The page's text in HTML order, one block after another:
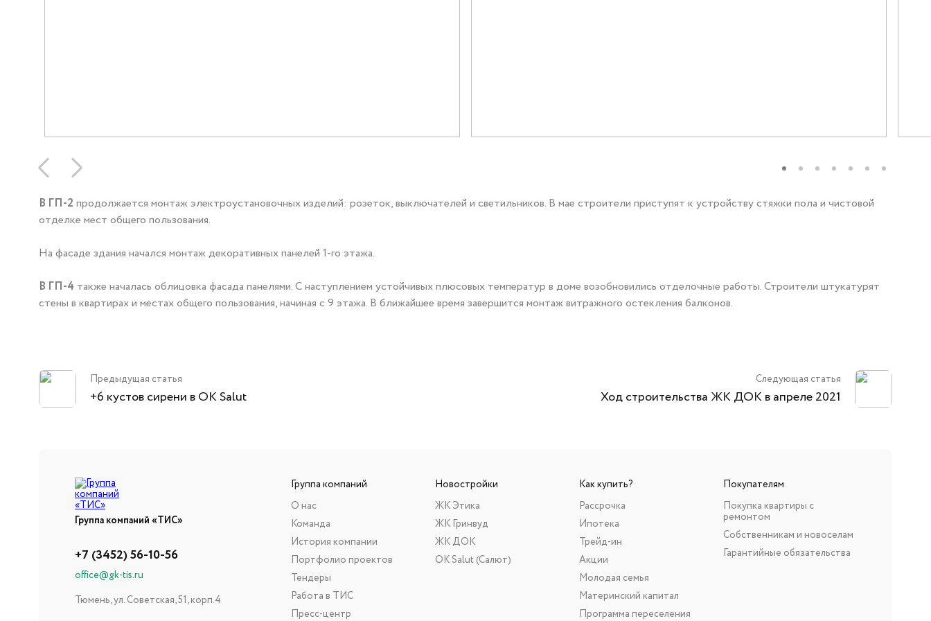
Заказать звонок
В ГП-2 продолжается монтаж электроустановочных изделий: розеток, выключателей и светильников. В мае строители приступят к устройству стяжки пола и чистовой
отделке мест общего пользования.
На фасаде здания начался монтаж декоративных панелей 1-го этажа.
В ГП-4 также началась облицовка фасада панелями. С наступлением устойчивых плюсовых температур в доме возобновились отделочные работы. Строители штукатурят
стены в квартирах и местах общего пользования, начиная с 9 этажа. В ближайшее время завершится монтаж витражного остекления балконов.
Предыдущая статья
+6 кустов сирени в OK Salut
Следующая статья
Ход строительства ЖК ДОК в апреле 2021
Группа компаний «ТИС»
+7 (3452) 56-10-56
office@gk-tis.ru
Тюмень, ул. Советская, 51, корп.4
Группа компаний
О нас
Команда
История компании
Портфолио проектов
Тендеры
Работа в ТИС
Пресс-центр
Новостройки
ЖК Этика
ЖК Гринвуд
ЖК ДОК
ОК Salut (Салют)
Как купить?
Рассрочка
Ипотека
Трейд-ин
Акции
Молодая семья
Материнский капитал
Программа переселения
Покупателям
Покупка квартиры с
ремонтом
Собственникам и новоселам
Гарантийные обязательства